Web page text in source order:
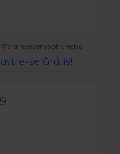
Para receber você precisa
se Grátis!